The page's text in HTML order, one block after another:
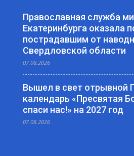
Православная служба
Екатеринбурга оказала
пострадавшим от
Свердловской области
07.08.2026
Вышел в свет отрывной
календарь «Пресвятая
спаси нас!» на 2027 год
07.08.2026